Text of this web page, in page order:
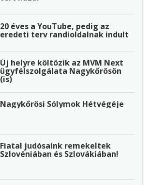
20 éves a YouTube, pedig az
eredeti terv randioldalnak indult
Új helyre költözik az MVM Next
ügyfélszolgálata Nagykőrösön
(is)
Nagykőrösi Sólymok Hétvégéje
Fiatal judósaink remekeltek
Szlovéniában és Szlovákiában!